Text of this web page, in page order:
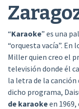
“Karaoke” es una
“orquesta vacía”. En
Miller quien creo el
televisión donde él
la letra de la canción
dicho programa,
de karaokeen 1969,